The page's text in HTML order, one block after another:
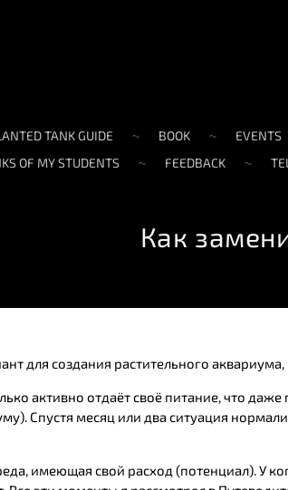
TANK GUIDE BOOK EVENTS
OF MY STUDENTS
FEEDBACK
Как
для создания растительного
активно отдаёт своё питание, что
Спустя месяц или два ситуация
имеющая свой расход (потенциал). У